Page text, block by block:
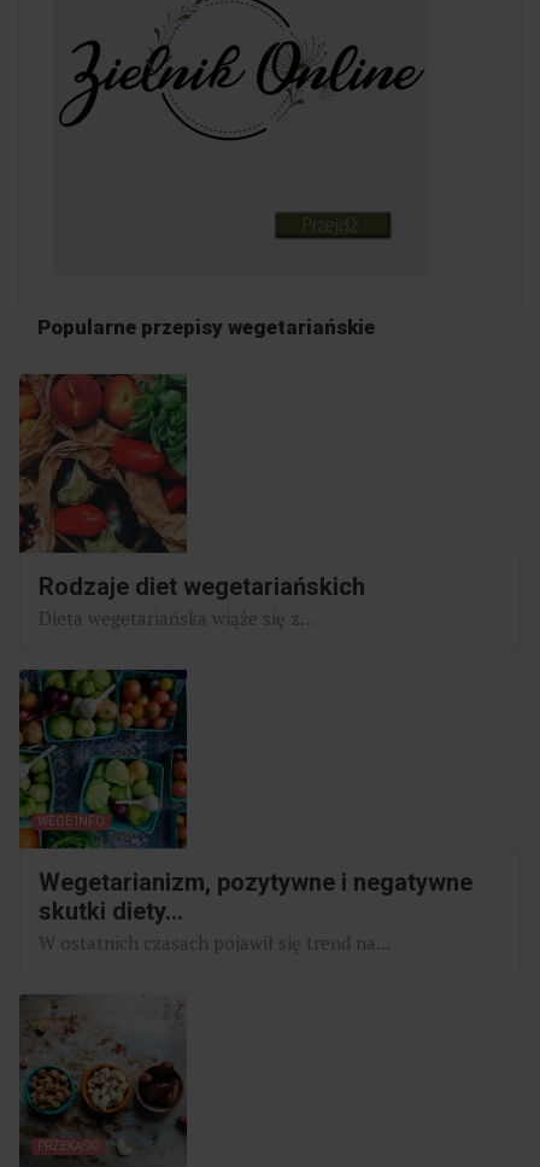
Popularne przepisy wegetariańskie
Rodzaje diet wegetariańskich
Dieta wegetariańska wiąże się z...
WEGE INFO
Wegetarianizm, pozytywne i negatywne
skutki diety...
W ostatnich czasach pojawił się trend na...
PRZEKĄSKI